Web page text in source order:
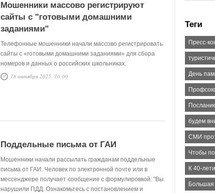
Мошенники массово регистрируют
сайты с "готовыми домашними
заданиями"
Телефонные мошенники начали массово регистрировать
сайты с «готовыми домашними заданиями» для сбора
номеров и данных о российских школьниках.
18 октября 2025, 10:00
Поддельные письма от ГАИ
Мошенники начали рассылать гражданам поддельные
письма от ГАИ. Человек по электронной почте или в
мессенджере получает сообщение с формулировкой: "Вы
нарушили ПДД. Ознакомьтесь с постановлением и
Теги
Пресс-
День
будем
СМИ
Чтобы
К 40-